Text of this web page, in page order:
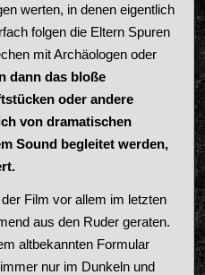
werten, in denen eigentlich
folgen die Eltern Spuren
mit Archäologen oder
dann das bloße
oder andere
von dramatischen
Sound begleitet werden,
Film vor allem im letzten
aus den Ruder geraten.
altbekannten Formular
nur im Dunkeln und